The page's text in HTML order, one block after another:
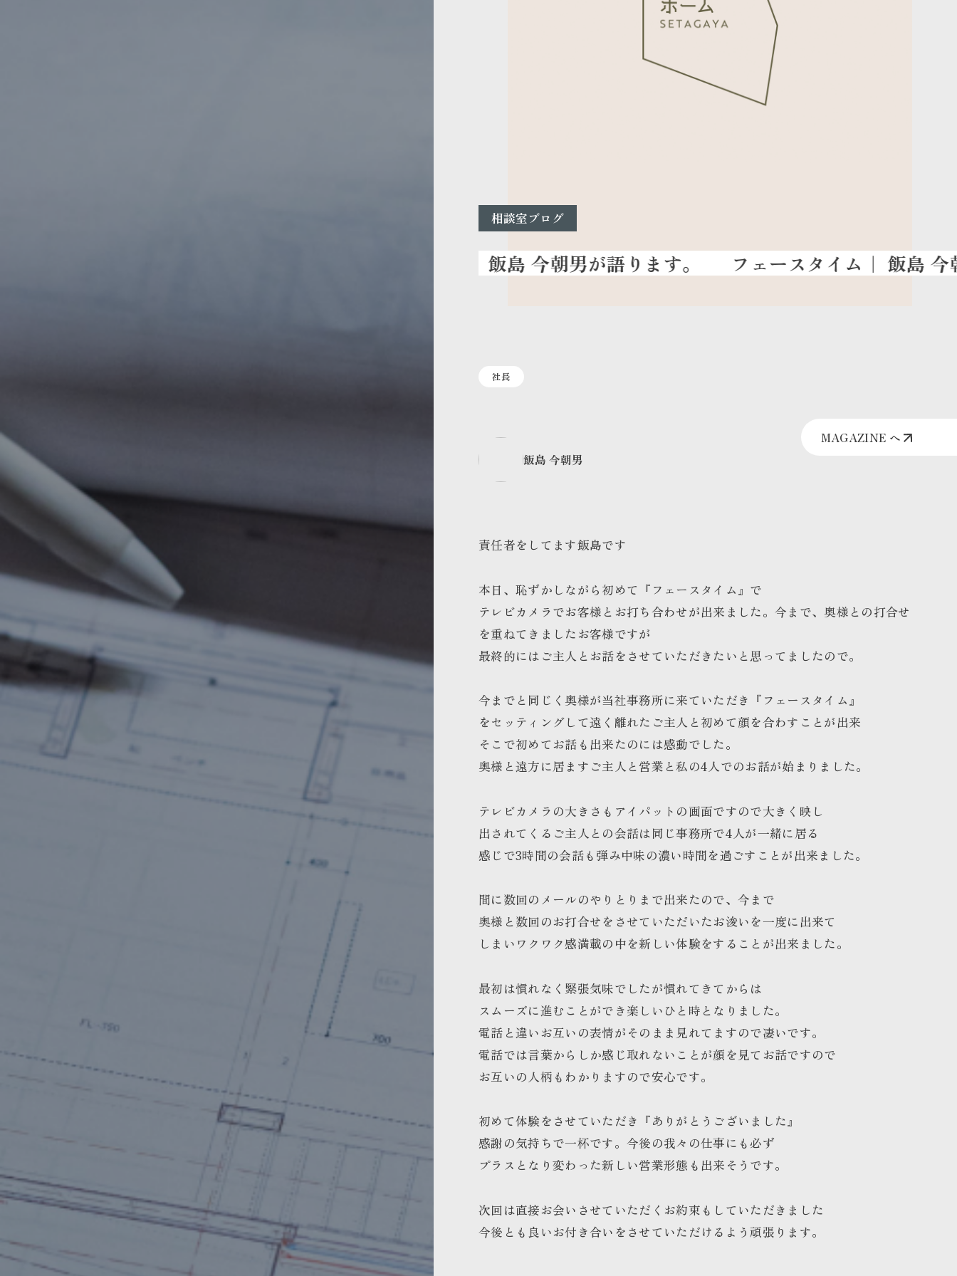
相談室ブログ
フェースタイム｜ 飯島 今朝男
社長
MAGAZINE へ
飯島 今朝男
責任者をしてます飯島です
本日、恥ずかしながら初めて『フェースタイム』で
テレビカメラでお客様とお打ち合わせが出来ました。今まで、奥様との打合せ
を重ねてきましたお客様ですが
最終的にはご主人とお話をさせていただきたいと思ってましたので。
今までと同じく奥様が当社事務所に来ていただき『フェースタイム』
をセッティングして遠く離れたご主人と初めて顔を合わすことが出来
そこで初めてお話も出来たのには感動でした。
奥様と遠方に居ます ご主人と営業と私の4人でのお話が始まりました。
テレビカメラの大きさもアイパットの画面ですので大きく映し
出されてくるご主人との会話は同じ事務所で4人が一緒に居る
感じで3時間の会話も弾み中味の濃い時間を過ごすことが出来ました。
間に数回のメールのやりとりまで出来たので、今まで
奥様と数回のお打合せをさせていただいたお浚いを一度に出来て
しまいワクワク感満載の中を新しい体験をすることが出来ました。
最初は慣れなく緊張気味でしたが慣れてきてからは
スムーズに進むことができ楽しいひと時となりました。
電話と違いお互いの表情がそのまま見れてますので凄いです。
電話では言葉からしか感じ取れないことが顔を見てお話ですので
お互いの人柄もわかりますので安心です。
初めて体験をさせていただき『ありがとうございました』
感謝の気持ちで一杯です。今後の我々の仕事にも必ず
プラスとなり変わった新しい営業形態も出来そうです。
次回は直接お会いさせていただくお約束もしていただきました
今後とも良いお付き合いをさせていただけるよう頑張ります。